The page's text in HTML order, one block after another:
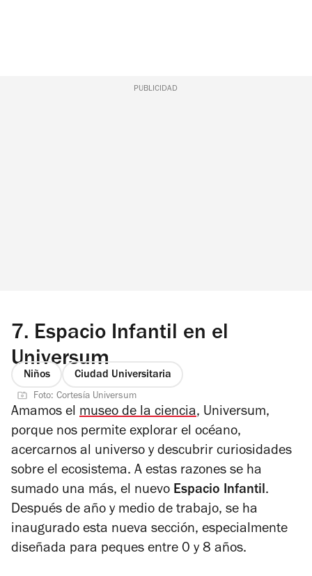
PUBLICIDAD
7. Espacio Infantil en el
Universum
Niños Ciudad Universitaria
Foto: Cortesía Universum
Amamos el museo de la ciencia, Universum,
porque nos permite explorar el océano,
acercarnos al universo y descubrir curiosidades
sobre el ecosistema. A estas razones se ha
sumado una más, el nuevo Espacio Infantil.
Después de año y medio de trabajo, se ha
inaugurado esta nueva sección, especialmente
diseñada para peques entre 0 y 8 años.